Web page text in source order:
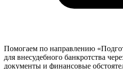
Помогаем по направлению
для внесудебного банкротства
документы и финансовые